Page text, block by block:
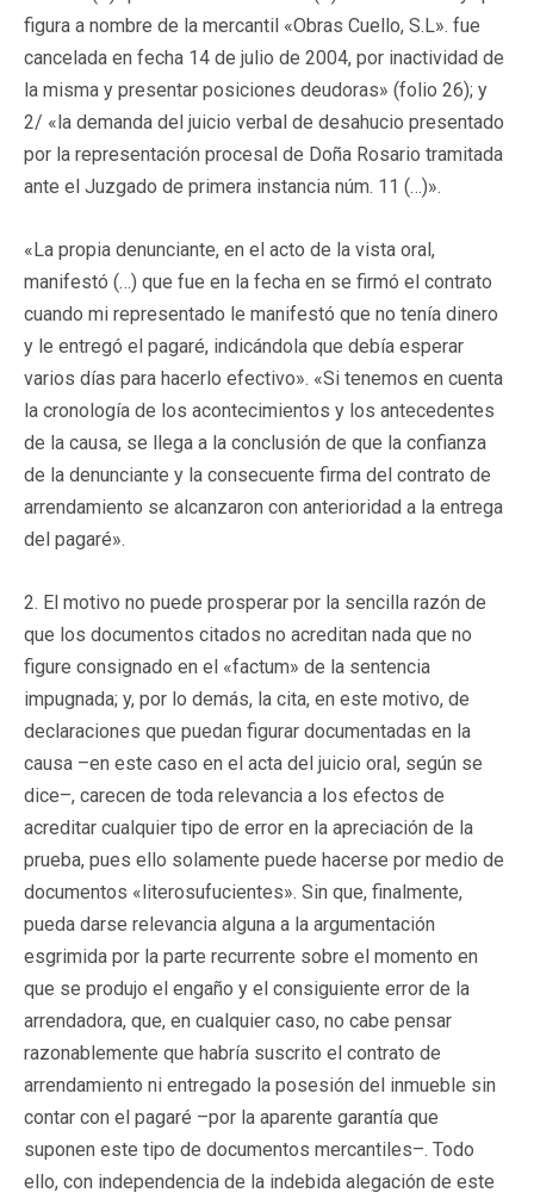
figura a nombre de la mercantil «Obras Cuello, S.L». fue
cancelada en fecha 14 de julio de 2004, por inactividad de
la misma y presentar posiciones deudoras» (folio 26); y
2/ «la demanda del juicio verbal de desahucio presentado
por la representación procesal de Doña Rosario tramitada
ante el Juzgado de primera instancia núm. 11 (…)».
«La propia denunciante, en el acto de la vista oral,
manifestó (…) que fue en la fecha en se firmó el contrato
cuando mi representado le manifestó que no tenía dinero
y le entregó el pagaré, indicándola que debía esperar
varios días para hacerlo efectivo». «Si tenemos en cuenta
la cronología de los acontecimientos y los antecedentes
de la causa, se llega a la conclusión de que la confianza
de la denunciante y la consecuente firma del contrato de
arrendamiento se alcanzaron con anterioridad a la entrega
del pagaré».
2. El motivo no puede prosperar por la sencilla razón de
que los documentos citados no acreditan nada que no
figure consignado en el «factum» de la sentencia
impugnada; y, por lo demás, la cita, en este motivo, de
declaraciones que puedan figurar documentadas en la
causa –en este caso en el acta del juicio oral, según se
dice–, carecen de toda relevancia a los efectos de
acreditar cualquier tipo de error en la apreciación de la
prueba, pues ello solamente puede hacerse por medio de
documentos «literosufucientes». Sin que, finalmente,
pueda darse relevancia alguna a la argumentación
esgrimida por la parte recurrente sobre el momento en
que se produjo el engaño y el consiguiente error de la
arrendadora, que, en cualquier caso, no cabe pensar
razonablemente que habría suscrito el contrato de
arrendamiento ni entregado la posesión del inmueble sin
contar con el pagaré –por la aparente garantía que
suponen este tipo de documentos mercantiles–. Todo
ello, con independencia de la indebida alegación de este